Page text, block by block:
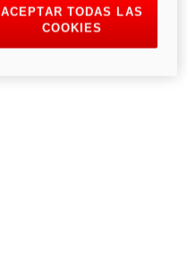
ACEPTAR TODAS LAS
COOKIES